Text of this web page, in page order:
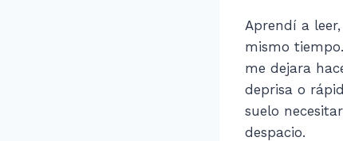
Aprendí a
mismo
me dejara
deprisa o
suelo
despacio.